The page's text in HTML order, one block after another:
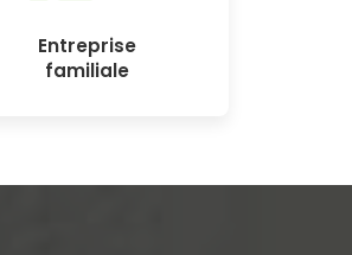
Entreprise
familiale